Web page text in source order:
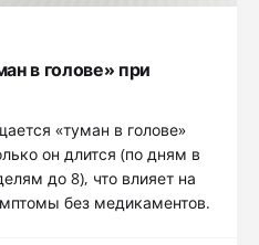
в голове» при
«туман в голове»
он длится (по дням в
до 8), что влияет на
без медикаментов.